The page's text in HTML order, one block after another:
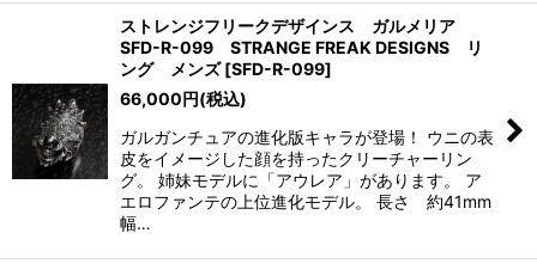
ストレンジフリークデザインス ガルメリア
SFD-R-099 STRANGE FREAK DESIGNS リ
ング メンズ [SFD-R-099]
66,000円(税込)
ガルガンチュアの進化版キャラが登場！ ウニの表
皮をイメージした顔を持ったクリーチャーリン
グ。 姉妹モデルに「アウレア」があります。 ア
エロファンテの上位進化モデル。 長さ 約41mm
幅…